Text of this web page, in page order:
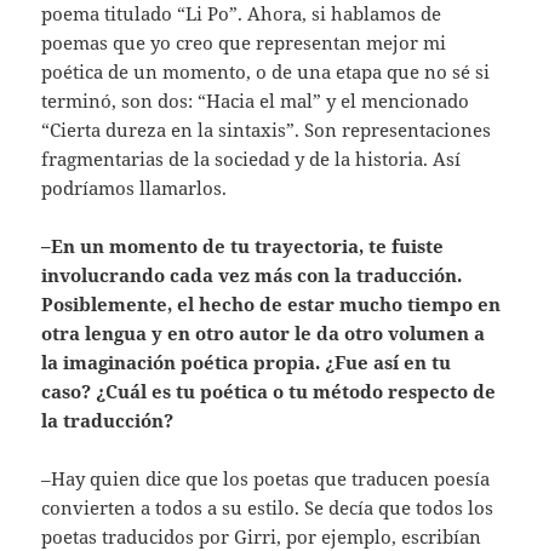
poema titulado “Li Po”. Ahora, si hablamos de
poemas que yo creo que representan mejor mi
poética de un momento, o de una etapa que no sé si
terminó, son dos: “Hacia el mal” y el mencionado
“Cierta dureza en la sintaxis”. Son representaciones
fragmentarias de la sociedad y de la historia. Así
podríamos llamarlos.
–En un momento de tu trayectoria, te fuiste
involucrando cada vez más con la traducción.
Posiblemente, el hecho de estar mucho tiempo en
otra lengua y en otro autor le da otro volumen a
la imaginación poética propia. ¿Fue así en tu
caso? ¿Cuál es tu poética o tu método respecto de
la traducción?
–Hay quien dice que los poetas que traducen poesía
convierten a todos a su estilo. Se decía que todos los
poetas traducidos por Girri, por ejemplo, escribían